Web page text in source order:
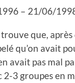
– 21/06/
trouve que,
qu’on avait
avait pas mal
2-3 groupes en